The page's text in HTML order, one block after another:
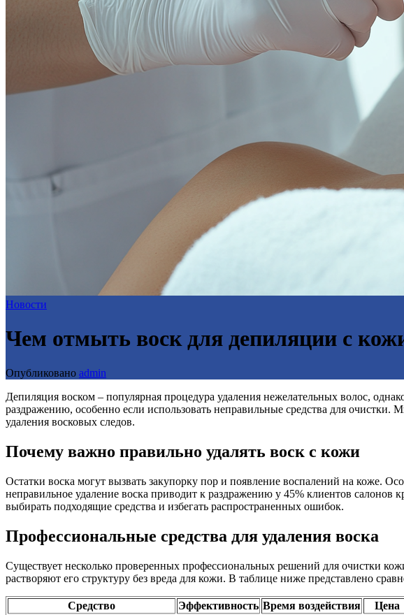
Новости
Чем отмыть воск для депиляции с
Опубликовано admin
Депиляция воском – популярная процедура удаления нежелательных волос,
раздражению, особенно если использовать неправильные средства для
удаления восковых следов.
Почему важно правильно удалять воск с кожи
Остатки воска могут вызвать закупорку пор и появление воспалений на коже.
неправильное удаление воска приводит к раздражению у 45% клиентов салонов
выбирать подходящие средства и избегать распространенных ошибок.
Профессиональные средства для удаления воска
Существует несколько проверенных профессиональных решений для очистки
растворяют его структуру без вреда для кожи. В таблице ниже представлено
Средство Эффективность Время воздействия
Цена